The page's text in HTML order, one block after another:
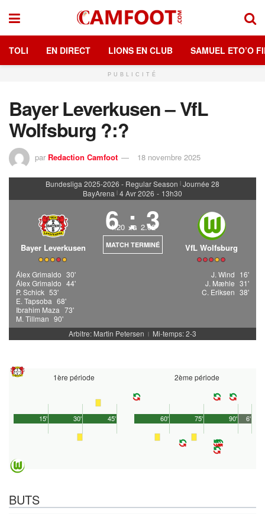
TOLI EN DIRECT LIONS EN CLUB SAMUEL ETO’O
PUBLICITÉ
Bayer Leverkusen – VfL
Wolfsburg ?:?
par Redaction Camfoot 18 novembre 2025
Bundesliga 2025-2026 - Regular Season | Journée 28
BayArena | 4 Avr 2026 - 13h30
Bayer Leverkusen
6 : 3
4.20 xG 2.02
MATCH TERMINÉ VfL Wolfsburg
Álex Grimaldo 30'
Álex Grimaldo 44'
P. Schick 53'
E. Tapsoba 68'
Ibrahim Maza 73'
M. Tillman 90'
J. Wind 16'
J. Mæhle 31'
C. Eriksen 38'
Arbitre: Martin Petersen | Mi-temps: 2-3
1ère période
45'
15' 30'
2ème période
90'
60' 75' 6'
BUTS